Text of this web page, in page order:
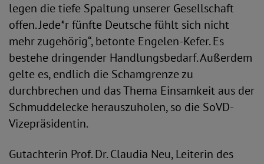
legen die tiefe Spaltung unserer Gesellschaft
offen. Jede*r fünfte Deutsche fühlt sich nicht
mehr zugehörig“, betonte Engelen-Kefer. Es
bestehe dringender Handlungsbedarf. Außerdem
gelte es, endlich die Schamgrenze zu
durchbrechen und das Thema Einsamkeit aus der
Schmuddelecke herauszuholen, so die SoVD-
Vizepräsidentin.
Gutachterin Prof. Dr. Claudia Neu, Leiterin des